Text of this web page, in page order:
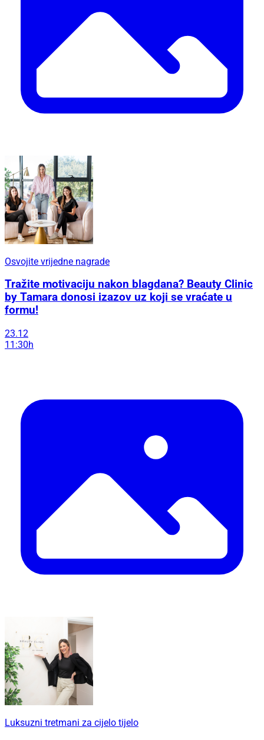
Osvojite vrijedne nagrade
Tražite motivaciju nakon blagdana? Beauty Clinic
by Tamara donosi izazov uz koji se vraćate u
formu!
23.12
11:30h
Luksuzni tretmani za cijelo tijelo